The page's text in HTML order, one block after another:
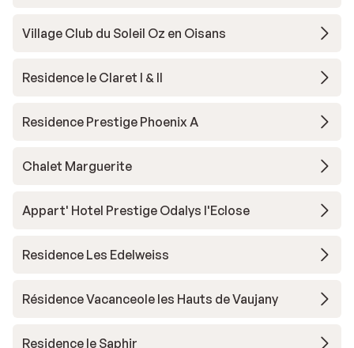
Village Club du Soleil Oz en Oisans
Residence le Claret I & II
Residence Prestige Phoenix A
Chalet Marguerite
Appart' Hotel Prestige Odalys l'Eclose
Residence Les Edelweiss
Résidence Vacanceole les Hauts de Vaujany
Residence le Saphir